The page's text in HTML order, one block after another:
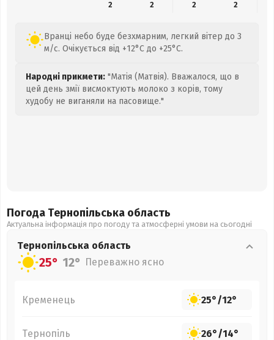
2
2 2 2
Вранці небо буде безхмарним, легкий вітер до 3
м/с. Очікується від +12°C до +25°C.
Народні прикмети: "Матія (Матвія). Вважалося, що в
цей день змії висмоктують молоко з корів, тому
худобу не виганяли на пасовище."
Погода Тернопільська область
Актуальна інформація про погоду та атмосферні умови на сьогодні
Тернопільська область
25° 12° Переважно ясно
Кременець 25°/12°
Тернопіль 26°/14°